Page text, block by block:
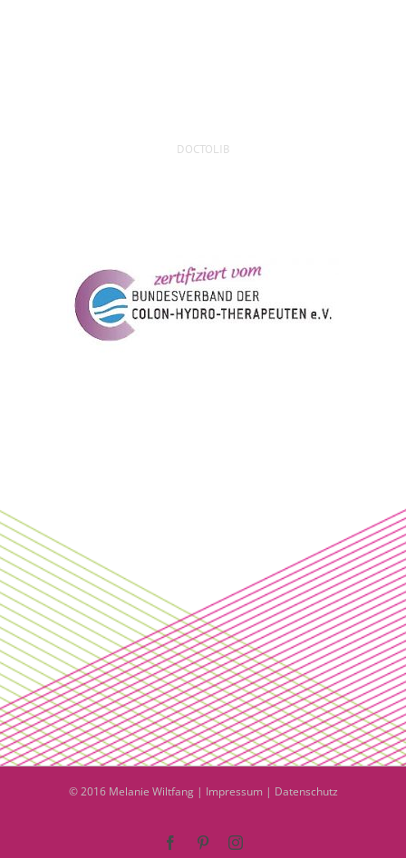
DOCTOLIB
© 2016 Melanie Wiltfang | Impressum | Datenschutz
FacebookPinterestInstagram